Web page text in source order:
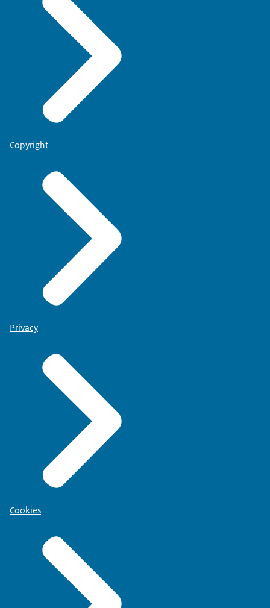
Copyright
Privacy
Cookies